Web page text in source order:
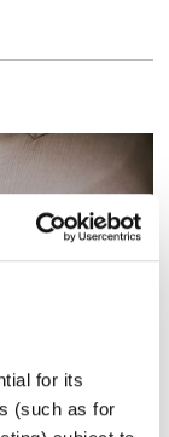
for its
(such as for
זריחתה של השקיעה –